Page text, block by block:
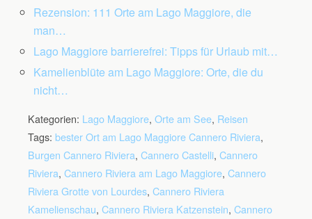
Rezension: 111 Orte am Lago Maggiore, die
man…
Lago Maggiore barrierefrei: Tipps für Urlaub mit…
Kamelienblüte am Lago Maggiore: Orte, die du
nicht…
Kategorien: Lago Maggiore, Orte am See, Reisen
Tags: bester Ort am Lago Maggiore Cannero Riviera,
Burgen Cannero Riviera, Cannero Castelli, Cannero
Riviera, Cannero Riviera am Lago Maggiore, Cannero
Riviera Grotte von Lourdes, Cannero Riviera
Kamelienschau, Cannero Riviera Katzenstein, Cannero